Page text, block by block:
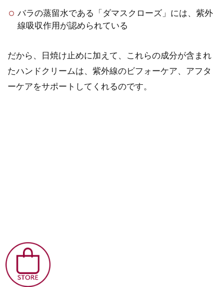
バラの蒸留水である「ダマスクローズ」には、紫外
線吸収作用が認められている
だから、日焼け止めに加えて、これらの成分が含まれ
たハンドクリームは、紫外線のビフォーケア、アフタ
ーケアをサポートしてくれるのです。